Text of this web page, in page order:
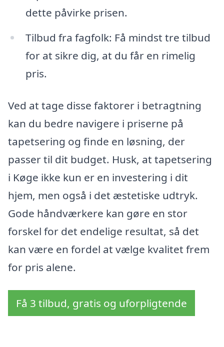
dette påvirke prisen.
Tilbud fra fagfolk: Få mindst tre tilbud
for at sikre dig, at du får en rimelig
pris.
Ved at tage disse faktorer i betragtning
kan du bedre navigere i priserne på
tapetsering og finde en løsning, der
passer til dit budget. Husk, at tapetsering
i Køge ikke kun er en investering i dit
hjem, men også i det æstetiske udtryk.
Gode håndværkere kan gøre en stor
forskel for det endelige resultat, så det
kan være en fordel at vælge kvalitet frem
for pris alene.
Få 3 tilbud, gratis og uforpligtende